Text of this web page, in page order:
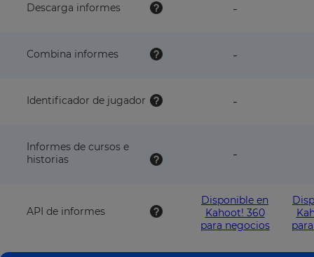
Descarga informes -feature
this
Combina informes -feature
this
Identificador de jugador -feature
Informes de cursos e
historias
-feature
this
plan
API de informes
Disponible en
Kahoot! 360
para negocios